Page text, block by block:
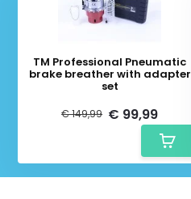
TM Professional Pneumatic
brake breather with adapter
set
€ 149,99 € 99,99